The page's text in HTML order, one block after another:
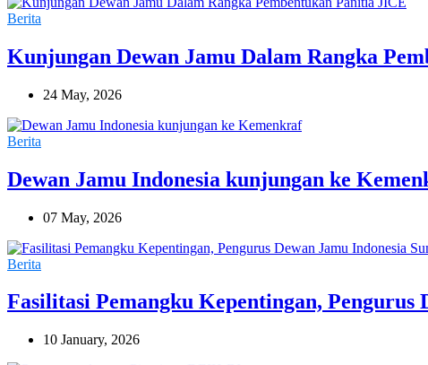
Berita
Kunjungan Dewan Jamu Dalam Rangka
24 May, 2026
Berita
Dewan Jamu Indonesia kunjungan ke
07 May, 2026
Berita
Fasilitasi Pemangku Kepentingan,
10 January, 2026